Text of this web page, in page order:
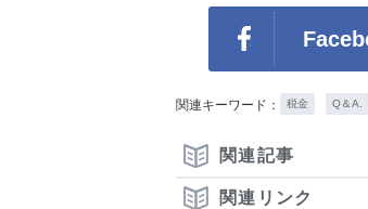
関連キーワード： 税金 Q＆A.
関連記事
関連リンク